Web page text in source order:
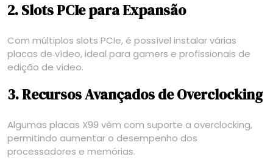
2. Slots PCIe para Expansão
Com múltiplos slots PCIe, é possível instalar várias
placas de vídeo, ideal para gamers e profissionais de
edição de vídeo.
3. Recursos Avançados de Overclocking
Algumas placas X99 vêm com suporte a overclocking,
permitindo aumentar o desempenho dos
processadores e memórias.